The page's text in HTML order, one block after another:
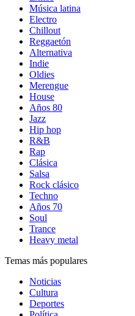
Música latina
Electro
Chillout
Reggaetón
Alternativa
Indie
Oldies
Merengue
House
Años 80
Jazz
Hip hop
R&B
Rap
Clásica
Salsa
Rock clásico
Techno
Años 70
Soul
Trance
Heavy metal
Temas más populares
Noticias
Cultura
Deportes